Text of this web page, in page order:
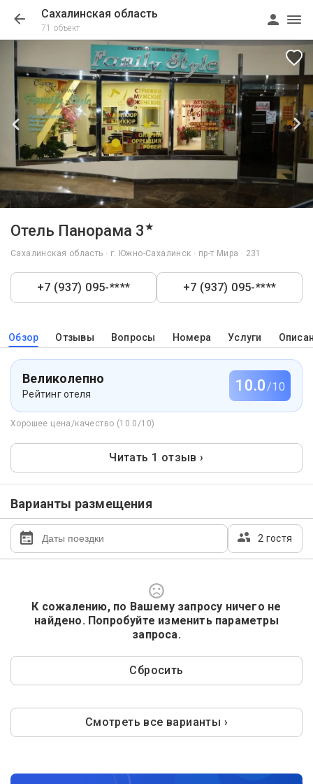
Сахалинская область
71 объект
Отель Панорама 3★
Сахалинская область · г. Южно-Сахалинск · пр-т Мира · 231
+7 (937) 095-**** +7 (937) 095-****
Обзор Отзывы Вопросы Номера Услуги
Великолепно
Рейтинг отеля 10.0/10
Хорошее цена/качество (10.0/10)
Читать 1 отзыв ›
Варианты размещения
2 гостя
К сожалению, по Вашему запросу ничего не
найдено. Попробуйте изменить параметры
запроса.
Сбросить
Смотреть все варианты ›